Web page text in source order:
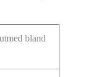
bland